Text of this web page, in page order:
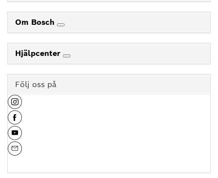
Om Bosch
Hjälpcenter
Följ oss på